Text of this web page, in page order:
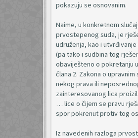
pokazuju se osnovanim.
Naime, u konkretnom
prvostepenog suda, je
udruženja, kao i
(pa tako i sudbina tog
obaviješteno o pokretanju
člana 2. Zakona o
nekog prava ili
zainteresovanog lica
… lice o čijem se pravu
spor pokrenut protiv tog
Iz navedenih razloga